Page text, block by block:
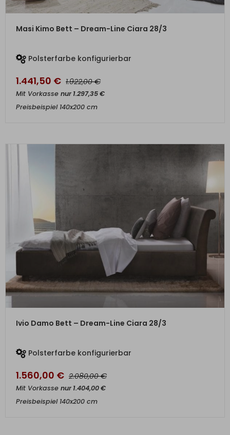
ZUM PRODUKT
Masi Kimo Bett – Dream-Line Ciara 28/3
Polsterfarbe konfigurierbar
1.441,50 € 1.922,00€
Mit Vorkasse nur1.297,35€
Preisbeispiel 140x200 cm
ZUM PRODUKT
Ivio Damo Bett – Dream-Line Ciara 28/3
Polsterfarbe konfigurierbar
1.560,00 € 2.080,00€
Mit Vorkasse nur1.404,00€
Preisbeispiel 140x200 cm